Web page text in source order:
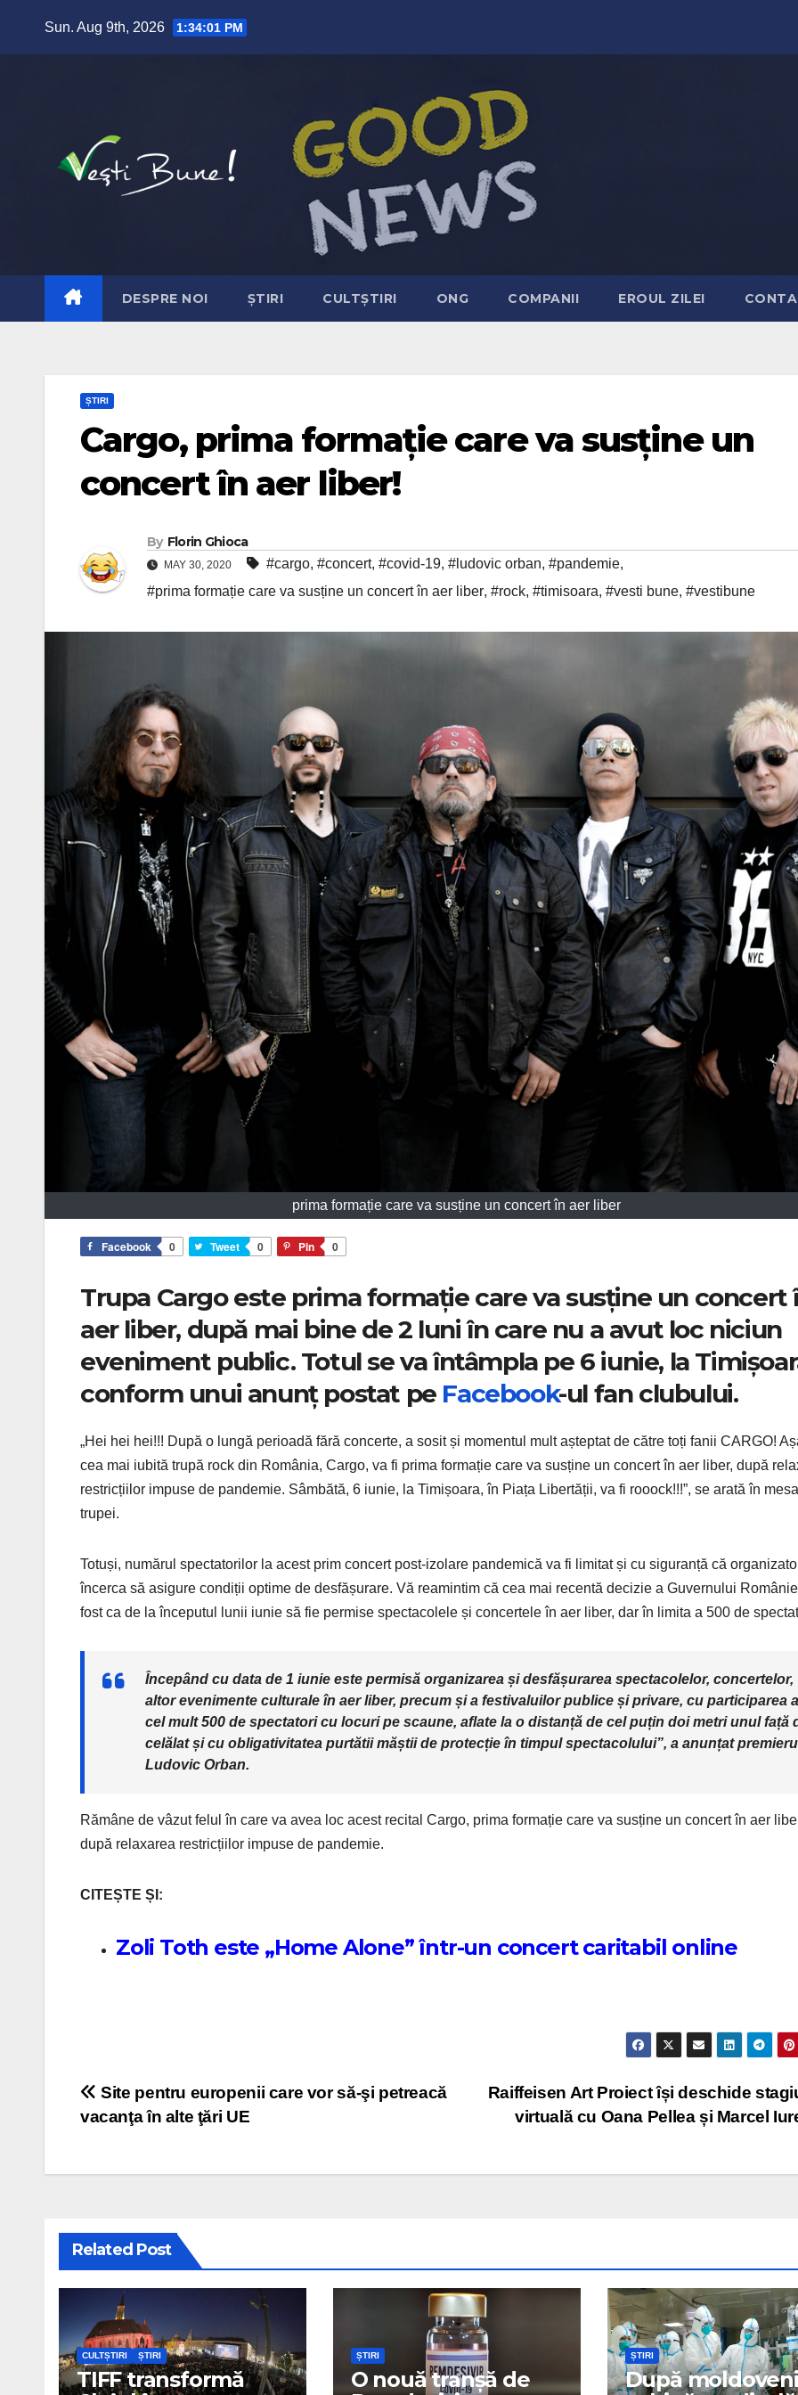
Sun. Aug 9th, 2026
1:34:02 PM
DESPRE NOI ȘTIRI CULTȘTIRI ONG COMPANII EROUL ZILEI
ȘTIRI
Cargo, prima formație care va susține un
concert în aer liber!
By Florin Ghioca
MAY 30, 2020 #cargo, #concert, #covid-19, #ludovic orban, #pandemie,
#prima formație care va susține un concert în aer liber, #rock, #timisoara, #vesti bune, #vestibune
prima formație care va susține un concert în aer liber
Facebook 0 Tweet 0 Pin 0
Trupa Cargo este prima formație care va susține un concert
aer liber, după mai bine de 2 luni în care nu a avut loc niciun
eveniment public. Totul se va întâmpla pe 6 iunie, la
conform unui anunț postat pe Facebook-ul fan clubului.
„Hei hei hei!!! După o lungă perioadă fără concerte, a sosit și momentul mult așteptat de către toți fanii CARGO!
cea mai iubită trupă rock din România, Cargo, va fi prima formație care va susține un concert în aer liber, după
restricțiilor impuse de pandemie. Sâmbătă, 6 iunie, la Timișoara, în Piața Libertății, va fi rooock!!!”, se arată în
trupei.
Totuși, numărul spectatorilor la acest prim concert post-izolare pandemică va fi limitat și cu siguranță că
încerca să asigure condiții optime de desfășurare. Vă reamintim că cea mai recentă decizie a Guvernului
fost ca de la începutul lunii iunie să fie permise spectacolele și concertele în aer liber, dar în limita a 500 de
Începând cu data de 1 iunie este permisă organizarea și desfășurarea spectacolelor, concertelor,
altor evenimente culturale în aer liber, precum și a festivaluilor publice și privare, cu participarea a
cel mult 500 de spectatori cu locuri pe scaune, aflate la o distanță de cel puțin doi metri unul față
celălat și cu obligativitatea purtătii măștii de protecție în timpul spectacolului”, a anunțat
Ludovic Orban.
Rămâne de vâzut felul în care va avea loc acest recital Cargo, prima formație care va susține un concert în aer
după relaxarea restricțiilor impuse de pandemie.
CITEȘTE ȘI:
Zoli Toth este „Home Alone” într-un concert caritabil online
Post navigation
Raiffeisen Art Proiect își deschide
virtuală cu Oana Pellea și Marcel
Site pentru europenii care vor să-şi petreacă
vacanţa în alte ţări UE
Related Post
CULTȘTIRI ȘTIRI
TIFF transformă
ȘTIRI
O nouă tranșă de
ȘTIRI
După